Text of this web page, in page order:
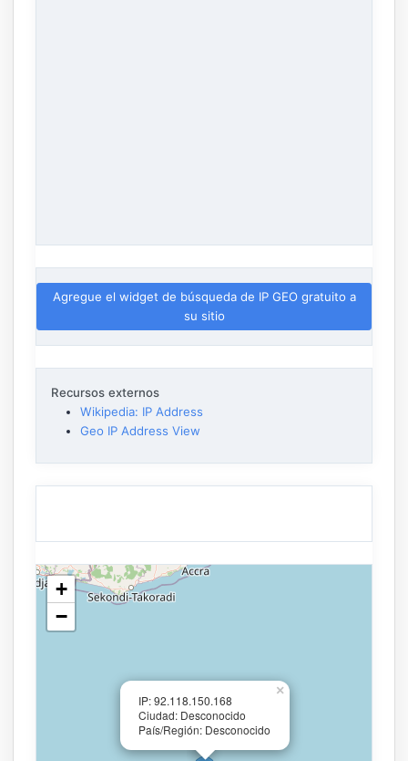
Agregue el widget de búsqueda de IP GEO gratuito a
su sitio
Recursos externos
Wikipedia: IP Address
Geo IP Address View
IP: 92.118.150.168
Ciudad: Desconocido
País/Región: Desconocido
×
+
−